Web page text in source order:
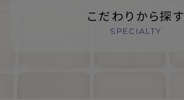
こだわりから探す
SPECIALTY